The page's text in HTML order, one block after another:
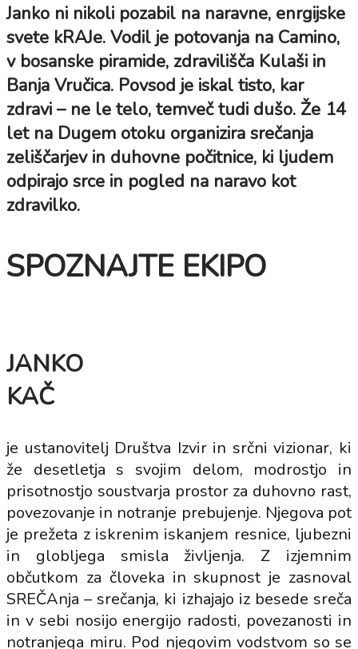
Janko ni nikoli pozabil na naravne, enrgijske
svete kRAJe. Vodil je potovanja na Camino,
v bosanske piramide, zdravilišča Kulaši in
Banja Vručica. Povsod je iskal tisto, kar
zdravi – ne le telo, temveč tudi dušo. Že 14
let na Dugem otoku organizira srečanja
zeliščarjev in duhovne počitnice, ki ljudem
odpirajo srce in pogled na naravo kot
zdravilko.
SPOZNAJTE EKIPO
JANKO
KAČ
je ustanovitelj Društva Izvir in srčni vizionar, ki
že desetletja s svojim delom, modrostjo in
prisotnostjo soustvarja prostor za duhovno rast,
povezovanje in notranje prebujenje. Njegova pot
je prežeta z iskrenim iskanjem resnice, ljubezni
in globljega smisla življenja. Z izjemnim
občutkom za človeka in skupnost je zasnoval
SREČAnja – srečanja, ki izhajajo iz besede sreča
in v sebi nosijo energijo radosti, povezanosti in
notranjega miru. Pod njegovim vodstvom so se